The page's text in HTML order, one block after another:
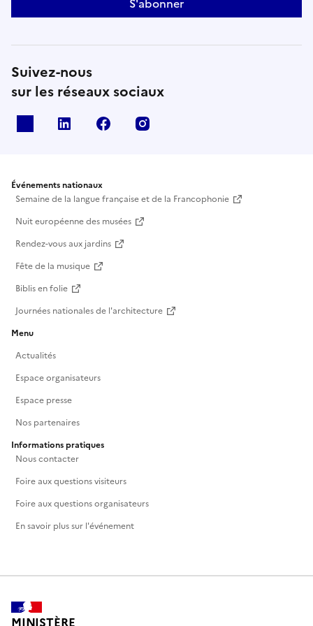
S'abonner
Suivez-nous
sur les réseaux sociaux
Linkedin Facebook
Événements nationaux
Semaine de la langue française et de la Francophonie
Nuit européenne des musées
Rendez-vous aux jardins
Fête de la musique
Biblis en folie
Journées nationales de l'architecture
Menu
Actualités
Espace organisateurs
Espace presse
Nos partenaires
Informations pratiques
Nous contacter
Foire aux questions visiteurs
Foire aux questions organisateurs
En savoir plus sur l'événement